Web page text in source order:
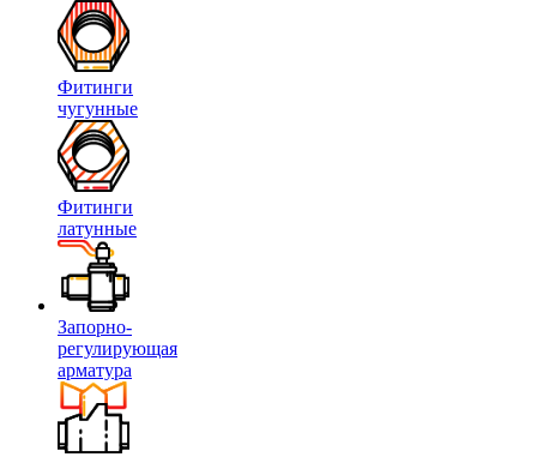
Фитинги
чугунные
Фитинги
латунные
Запорно-
регулирующая
арматура